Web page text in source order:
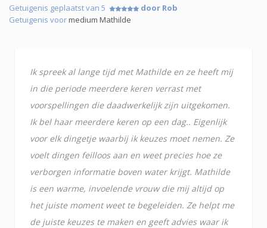
Getuigenis geplaatst van 5
door Rob
Getuigenis voormedium Mathilde
Ik spreek al lange tijd met Mathilde en ze heeft mij
in die periode meerdere keren verrast met
voorspellingen die daadwerkelijk zijn uitgekomen.
Ik bel haar meerdere keren op een dag.. Eigenlijk
voor elk dingetje waarbij ik keuzes moet nemen. Ze
voelt dingen feilloos aan en weet precies hoe ze
verborgen informatie boven water krijgt. Mathilde
is een warme, invoelende vrouw die mij altijd op
het juiste moment weet te begeleiden. Ze helpt me
de juiste keuzes te maken en geeft advies waar ik